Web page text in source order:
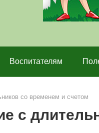
Воспитателям
со временем и счетом
с